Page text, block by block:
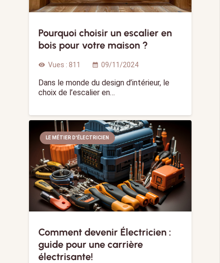
Pourquoi choisir un escalier en
bois pour votre maison ?
visibility Vues : 811 calendar_month 09/11/2024
Dans le monde du design d’intérieur, le
choix de l’escalier en…
LE MÉTIER D'ÉLECTRICIEN
Comment devenir Électricien :
guide pour une carrière
électrisante!